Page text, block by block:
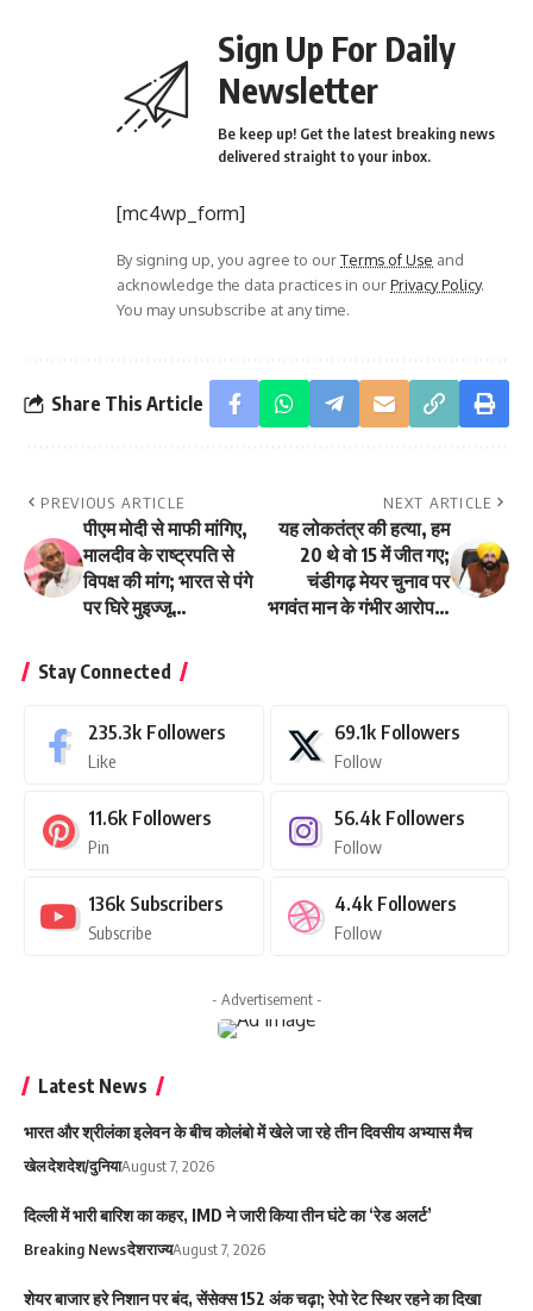
Sign Up For Daily
Newsletter
Be keep up! Get the latest breaking news
delivered straight to your inbox.
[mc4wp_form]
By signing up, you agree to ourTerms of Use and
acknowledge the data practices in ourPrivacy Policy.
You may unsubscribe at any time.
Share This Article
PREVIOUS ARTICLE
पीएम मोदी से माफी मांगिए,
मालदीव के राष्ट्रपति से
विपक्ष की मांग; भारत से पंगे
पर घिरे मुइज्जू…
NEXT ARTICLE
यह लोकतंत्र की हत्या, हम
20 थे वो 15 में जीत गए;
चंडीगढ़ मेयर चुनाव पर
भगवंत मान के गंभीर आरोप…
Stay Connected
235.3k Followers
Like
69.1k Followers
Follow
11.6k Followers
Pin
56.4k Followers
Follow
136k Subscribers
Subscribe
4.4k Followers
Follow
- Advertisement -
Latest News
भारत और श्रीलंका इलेवन के बीच कोलंबो में खेले जा रहे तीन दिवसीय अभ्यास मैच
खेलदेशदेश/दुनियाAugust 7, 2026
दिल्ली में भारी बारिश का कहर, IMD ने जारी किया तीन घंटे का ‘रेड अलर्ट’
Breaking Newsदेशराज्यAugust 7, 2026
शेयर बाजार हरे निशान पर बंद, सेंसेक्स 152 अंक चढ़ा; रेपो रेट स्थिर रहने का दिखा